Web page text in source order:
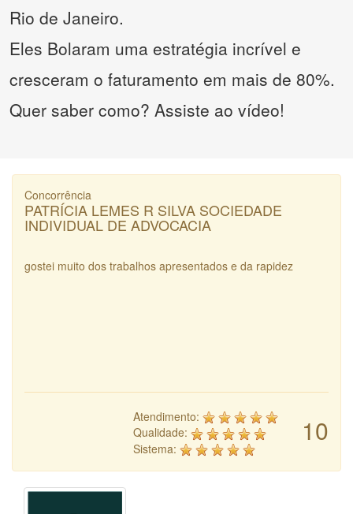
Rio de Janeiro.
Eles Bolaram uma estratégia incrível e
cresceram o faturamento em mais de 80%.
Quer saber como? Assiste ao vídeo!
Concorrência
PATRÍCIA LEMES R SILVA SOCIEDADE
INDIVIDUAL DE ADVOCACIA
gostei muito dos trabalhos apresentados e da rapidez
10
Atendimento:
Qualidade:
Sistema: